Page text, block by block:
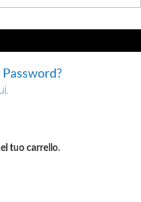
tuo carrello.